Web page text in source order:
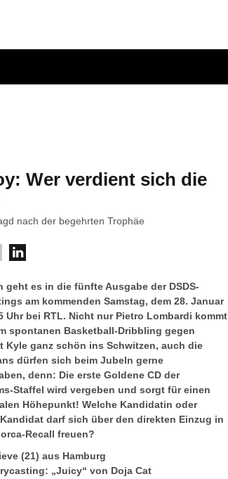
Wer verdient sich die
nach der begehrten Trophäe
geht es in die fünfte Ausgabe der DSDS-
am kommenden Samstag, dem 28. Januar
Uhr bei RTL. Nicht nur Pietro Lombardi kommt
spontanen Basketball-Dribbling gegen
Kyle ganz schön ins Schwitzen, auch die
dürfen sich beim Jubeln gerne
denn: Die erste Goldene CD der
Staffel wird vergeben und sorgt für einen
Höhepunkt! Welche Kandidatin oder
darf sich über den direkten Einzug in
Recall freuen?
(21) aus Hamburg
„Juicy“ von Doja Cat